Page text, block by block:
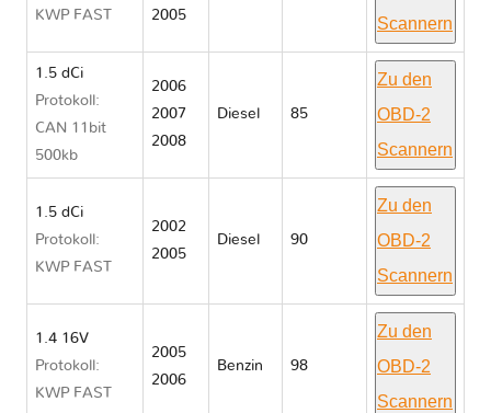
KWP FAST
2005
Scannern
1.5 dCi
Protokoll:
CAN 11bit
500kb
2006
2007
2008
Diesel 85
Zu den
OBD-2
Scannern
1.5 dCi
Protokoll:
KWP FAST
2002
2005
Diesel 90
Zu den
OBD-2
Scannern
1.4 16V
Protokoll:
KWP FAST
2005
2006
Benzin 98
Zu den
OBD-2
Scannern